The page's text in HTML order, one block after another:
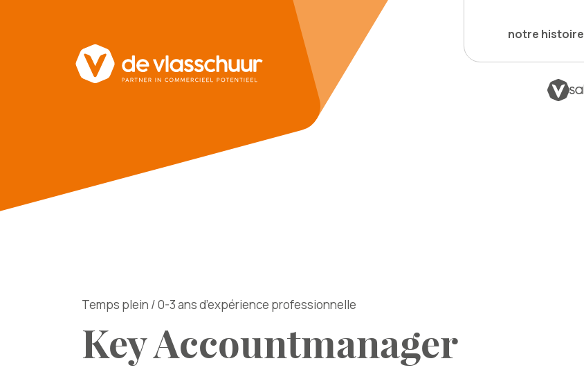
notre histoire
Temps plein / 0-3 ans d’expérience professionnelle
Key Accountmanager